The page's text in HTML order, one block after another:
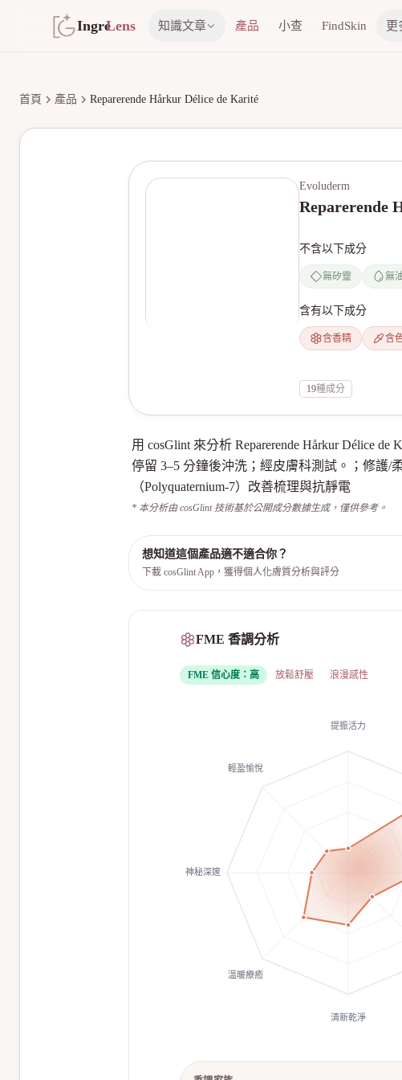
IngreLens 知識文章 產品 小查 FindSkin 更
首頁 產品 Reparerende Hårkur Délice de Karité
Evoluderm
Reparerende
不含以下成分
無矽靈 無
含有以下成分
含香精 含
19種成分
用 cosGlint 來分析 Reparerende Hårkur Délice
停留 3–5 分鐘後沖洗；經皮膚科測試。；修護/
（Polyquaternium-7）改善梳理與抗靜電
* 本分析由 cosGlint 技術基於公開成分數據生成，僅供參考。
想知道這個產品適不適合你？
下載 cosGlint App，獲得個人化膚質分析與評分
FME 香調分析
FME 信心度： 高 放鬆舒壓 浪漫感性
提振活力
清新乾淨
溫暖療癒
神秘深邃
輕盈愉悅